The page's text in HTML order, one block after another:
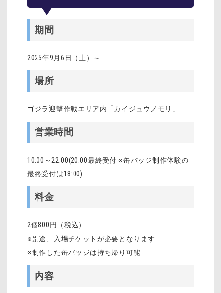
期間
2025年9月6日（土）～
場所
ゴジラ迎撃作戦エリア内「カイジュウノモリ」
営業時間
10:00～22:00(20:00最終受付 ※缶バッジ制作体験の
最終受付は18:00)
料金
2個800円（税込）
※別途、入場チケットが必要となります
※制作した缶バッジは持ち帰り可能
内容